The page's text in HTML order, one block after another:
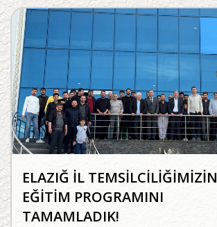
ELAZIĞ İL TEMSİLCİLİĞİMİZİN
EĞİTİM PROGRAMINI
TAMAMLADIK!